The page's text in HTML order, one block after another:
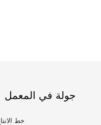
جولة في المعمل
خط